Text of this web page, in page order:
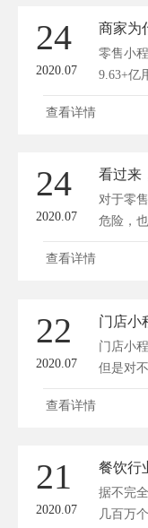
24
2020.07
零售小
9.63+亿
有很多...
查看详情
24
2020.07
看过来
对于零
危险，
分...
查看详情
22
2020.07
门店小
门店小
但是对
是...
查看详情
21
2020.07
据不完
几百万